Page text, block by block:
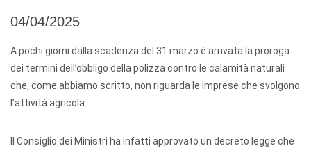
04/04/2025
A pochi giorni dalla scadenza del 31 marzo è arrivata la proroga
dei termini dell’obbligo della polizza contro le calamità naturali
che, come abbiamo scritto, non riguarda le imprese che svolgono
l’attività agricola.
Il Consiglio dei Ministri ha infatti approvato un decreto legge che